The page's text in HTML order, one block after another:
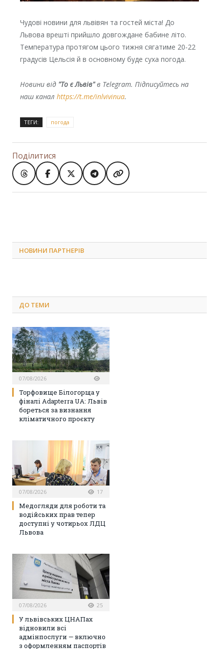
Чудові новини для львівян та гостей міста! До
Львова врешті прийшло довгождане бабине літо.
Температура протягом цього тижня сягатиме 20-22
градусів Цельсія й в основному буде суха погода.
Новини від "То є Львів"в Telegram. Підписуйтесь на
наш канал https://t.me/inlvivinua.
ТЕГИ: погода
Поділитися
НОВИНИ ПАРТНЕРІВ
ДО ТЕМИ
07/08/2026
Торфовище Білогорща у
фіналі Adapterra UA: Львів
бореться за визнання
кліматичного проєкту
07/08/2026 17
Медогляди для роботи та
водійських прав тепер
доступні у чотирьох ЛДЦ
Львова
07/08/2026 25
У львівських ЦНАПах
відновили всі
адмінпослуги — включно
з оформленням паспортів